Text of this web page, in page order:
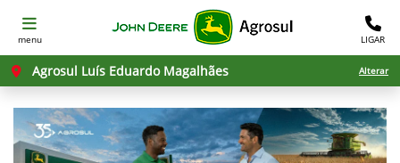
menu LIGAR
Agrosul Luís Eduardo Magalhães Alterar